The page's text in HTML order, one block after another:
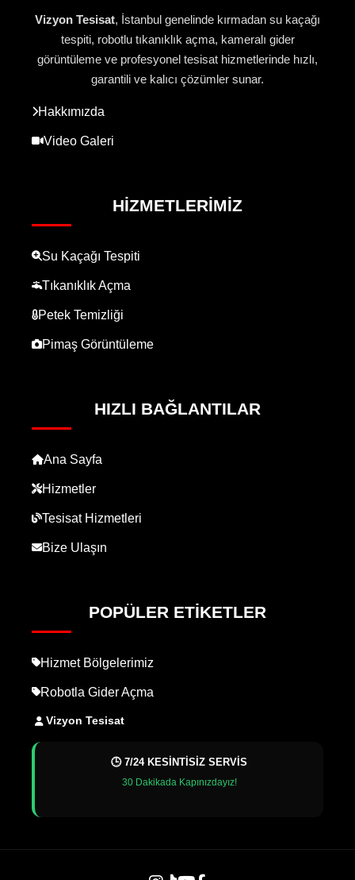
Vizyon Tesisat, İstanbul genelinde kırmadan su kaçağı
tespiti, robotlu tıkanıklık açma, kameralı gider
görüntüleme ve profesyonel tesisat hizmetlerinde hızlı,
garantili ve kalıcı çözümler sunar.
Hakkımızda
Video Galeri
HIZMETLERIMIZ
Su Kaçağı Tespiti
Tıkanıklık Açma
Petek Temizliği
Pimaş Görüntüleme
HIZLI BAĞLANTILAR
Ana Sayfa
Hizmetler
Tesisat Hizmetleri
Bize Ulaşın
POPÜLER ETIKETLER
Hizmet Bölgelerimiz
Robotla Gider Açma
Vizyon Tesisat
🕒 7/24 KESİNTİSİZ SERVİS
30 Dakikada Kapınızdayız!